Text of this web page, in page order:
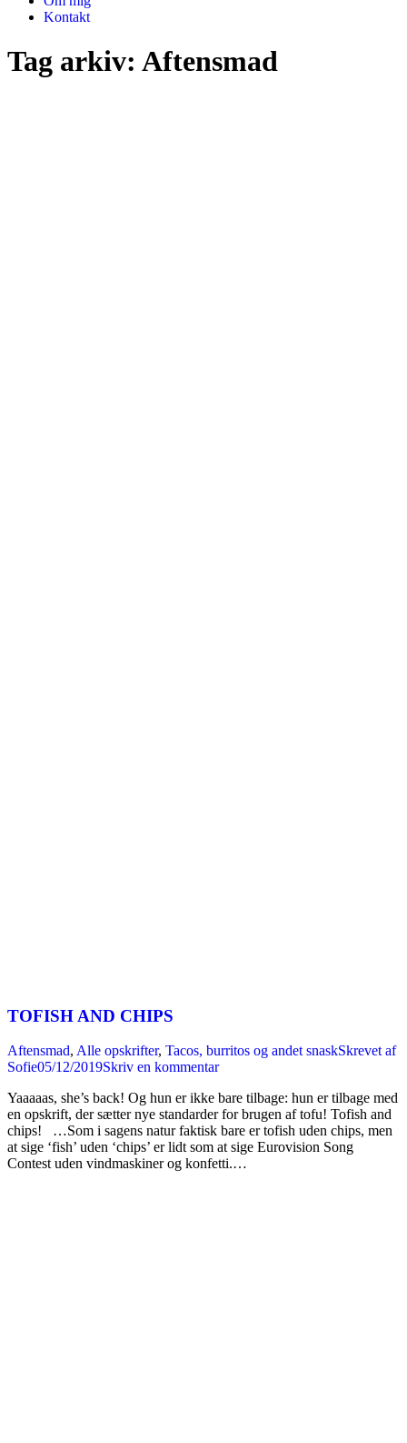
Kontakt
Tag arkiv: Aftensmad
TOFISH AND CHIPS
Aftensmad, Alle opskrifter, Tacos, burritos og andet snaskSkrevet af
Sofie05/12/2019Skriv en kommentar
Yaaaaas, she’s back! Og hun er ikke bare tilbage: hun er tilbage med
en opskrift, der sætter nye standarder for brugen af tofu! Tofish and
chips! …Som i sagens natur faktisk bare er tofish uden chips, men
at sige ‘fish’ uden ‘chips’ er lidt som at sige Eurovision Song
Contest uden vindmaskiner og konfetti.…